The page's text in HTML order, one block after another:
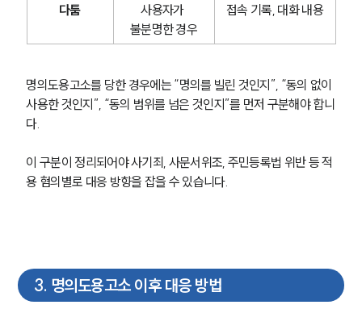
다툼
사용자가
불분명한 경우
접속 기록, 대화 내용
명의도용고소를 당한 경우에는 “명의를 빌린 것인지”, “동의 없이
사용한 것인지”, “동의 범위를 넘은 것인지”를 먼저 구분해야 합니
다.
이 구분이 정리되어야 사기죄, 사문서위조, 주민등록법 위반 등 적
용 혐의별로 대응 방향을 잡을 수 있습니다.
3. 명의도용고소 이후 대응 방법